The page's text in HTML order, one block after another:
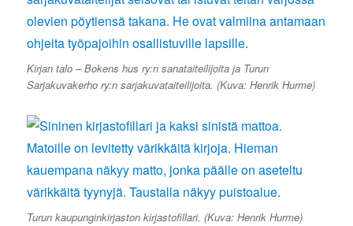
Kirjan talo – Bokens hus ry:n sanataiteilijoita ja Turun
Sarjakuvakerho ry:n sarjakuvataiteilijoita. (Kuva: Henrik Hurme)
Turun kaupunginkirjaston kirjastofillari. (Kuva: Henrik Hurme)